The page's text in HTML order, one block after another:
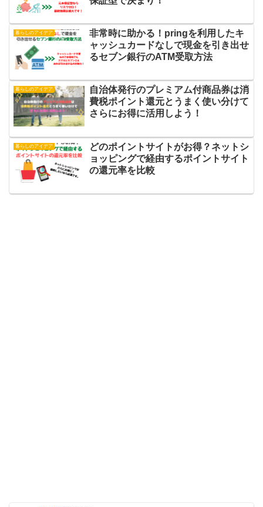
暮らしのアイデア
非常時に助かる！pringを利用したキ
ャッシュカードなしで現金を引き出せ
るセブン銀行のATM受取方法
暮らしのアイデア
自治体発行のプレミアム付商品券は消
費税ポイント還元とうまく使い分けて
さらにお得に活用しよう！
暮らしのアイデア
どのポイントサイトがお得？ネットシ
ョッピングで経由するポイントサイト
の還元率を比較